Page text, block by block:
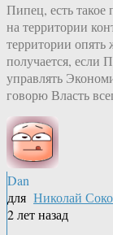
Пипец, есть такое
на территории
территории опять
получается, если
управлять
говорю Власть
Dan
для Николай
2 лет назад